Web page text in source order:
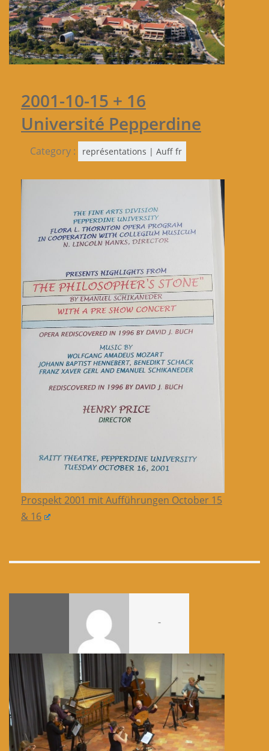
2001-10-15 + 16
Université Pepperdine
Category : représentations | Auff fr
Prospekt 2001 mit Aufführungen October 15
& 16
-